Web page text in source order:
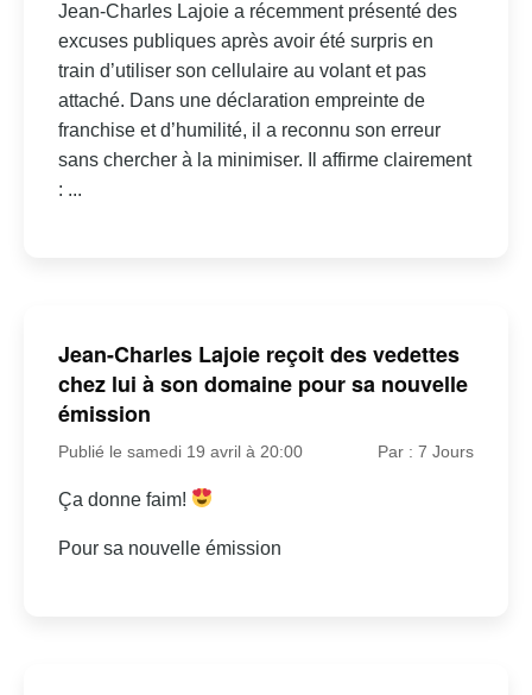
Jean-Charles Lajoie a récemment présenté des
excuses publiques après avoir été surpris en
train d’utiliser son cellulaire au volant et pas
attaché. Dans une déclaration empreinte de
franchise et d’humilité, il a reconnu son erreur
sans chercher à la minimiser. Il affirme clairement
: ...
Jean-Charles Lajoie reçoit des vedettes
chez lui à son domaine pour sa nouvelle
émission
Publié le samedi 19 avril à 20:00 Par : 7 Jours
Ça donne faim!
Pour sa nouvelle émission